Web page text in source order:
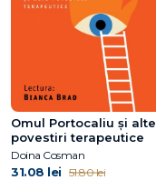
Omul Portocaliu și alte
povestiri terapeutice
Doina Cosman
31.08 lei 51.80 lei